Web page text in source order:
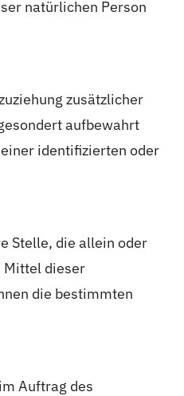
natürlichen Person
zusätzlicher
aufbewahrt
identifizierten oder
Stelle, die allein oder
Mittel dieser
die bestimmten
Auftrag des